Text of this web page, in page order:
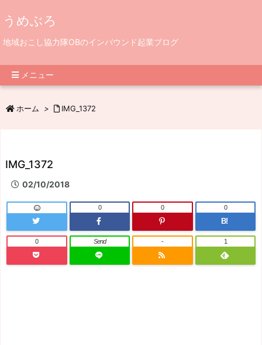
うめぶろ
地域おこし協力隊OBのインバウンド起業ブログ
メニュー
ホーム > IMG_1372
IMG_1372
02/10/2018
0 0
B!
0
0 Send - 1